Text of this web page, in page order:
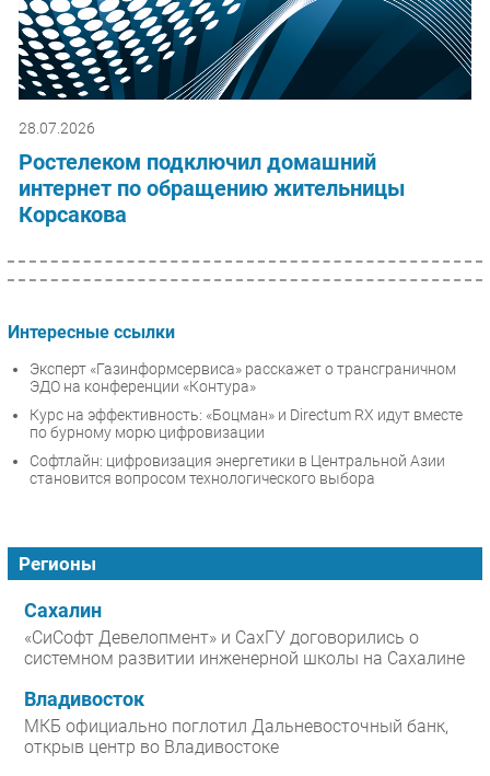
28.07.2026
Ростелеком подключил домашний
интернет по обращению жительницы
Корсакова
Интересные ссылки
Эксперт «Газинформсервиса» расскажет о трансграничном
ЭДО на конференции «Контура»
Курс на эффективность: «Боцман» и Directum RX идут вместе
по бурному морю цифровизации
Софтлайн: цифровизация энергетики в Центральной Азии
становится вопросом технологического выбора
Регионы
Сахалин
«СиСофт Девелопмент» и СахГУ договорились о
системном развитии инженерной школы на Сахалине
Владивосток
МКБ официально поглотил Дальневосточный банк,
открыв центр во Владивостоке